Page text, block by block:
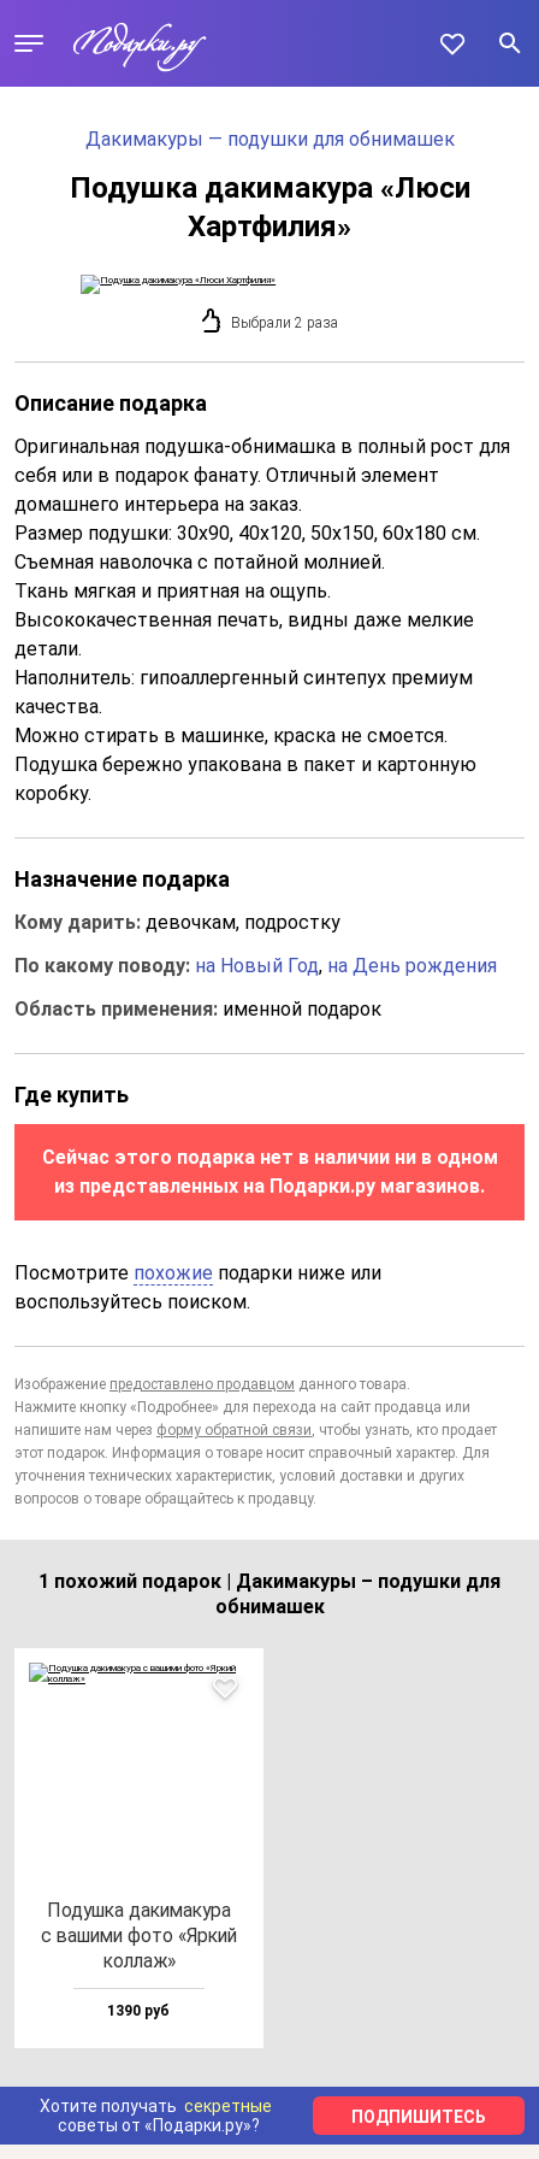
Дакимакуры — подушки для обнимашек
Подушка дакимакура «Люси
Хартфилия»
Выбрали 2 раза
Описание подарка
Оригинальная подушка-обнимашка в полный рост для
себя или в подарок фанату. Отличный элемент
домашнего интерьера на заказ.
Размер подушки: 30x90, 40x120, 50x150, 60x180 см.
Съемная наволочка с потайной молнией.
Ткань мягкая и приятная на ощупь.
Высококачественная печать, видны даже мелкие
детали.
Наполнитель: гипоаллергенный синтепух премиум
качества.
Можно стирать в машинке, краска не смоется.
Подушка бережно упакована в пакет и картонную
коробку.
Назначение подарка
Кому дарить: девочкам, подростку
По какому поводу: на Новый Год, на День рождения
Область применения: именной подарок
Где купить
Сейчас этого подарка нет в наличии ни в одном
из представленных на Подарки.ру магазинов.
Посмотрите похожие подарки ниже или
воспользуйтесь поиском.
Изображение предоставлено продавцом данного товара.
Нажмите кнопку «Подробнее» для перехода на сайт продавца или
напишите нам через форму обратной связи, чтобы узнать, кто продает
этот подарок. Информация о товаре носит справочный характер. Для
уточнения технических характеристик, условий доставки и других
вопросов о товаре обращайтесь к продавцу.
1 похожий подарок | Дакимакуры – подушки для
обнимашек
Подуш­ка да­ки­ма­ку­ра
с ва­ши­ми фо­то «Яркий
кол­лаж»
1390 руб
Хотите получать секретные
советы от «Подарки.ру»?
ПОДПИШИТЕСЬ